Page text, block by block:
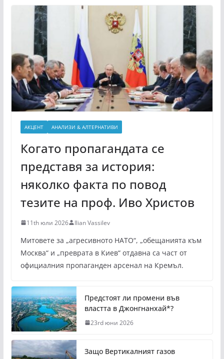
АКЦЕНТ АНАЛИЗИ & АЛТЕРНАТИВИ
Когато пропагандата се
представя за история:
няколко факта по повод
тезите на проф. Иво Христов
11th юли 2026 Ilian Vassilev
Митовете за „агресивното НАТО“, „обещанията към
Москва“ и „преврата в Киев“ отдавна са част от
официалния пропаганден арсенал на Кремъл.
Предстоят ли промени във
властта в Джонгнанхай*?
23rd юни 2026
Защо Вертикалният газов